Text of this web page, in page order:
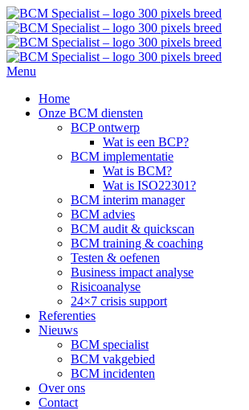
Menu
Home
Onze BCM diensten
BCP ontwerp
Wat is een BCP?
BCM implementatie
Wat is BCM?
Wat is ISO22301?
BCM interim manager
BCM advies
BCM audit & quickscan
BCM training & coaching
Testen & oefenen
Business impact analyse
Risicoanalyse
24×7 crisis support
Referenties
Nieuws
BCM specialist
BCM vakgebied
BCM incidenten
Over ons
Contact